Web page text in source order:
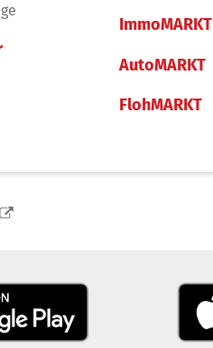
ImmoMARKT
AutoMARKT
FlohMARKT